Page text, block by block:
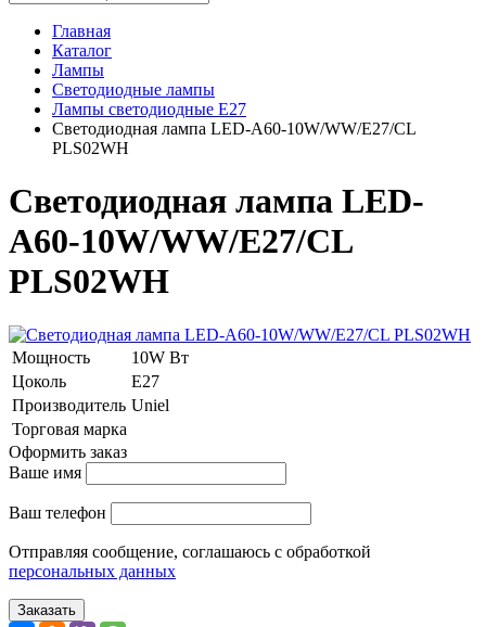
Главная
Каталог
Лампы
Светодиодные лампы
Лампы светодиодные E27
Светодиодная лампа LED-A60-10W/WW/E27/CL
PLS02WH
Светодиодная лампа LED-
A60-10W/WW/E27/CL
PLS02WH
Мощность
10W Вт
Цоколь
E27
Производитель Uniel
Торговая марка
Оформить заказ
Ваше имя
Ваш телефон
Отправляя сообщение, соглашаюсь с обработкой
персональных данных
Заказать